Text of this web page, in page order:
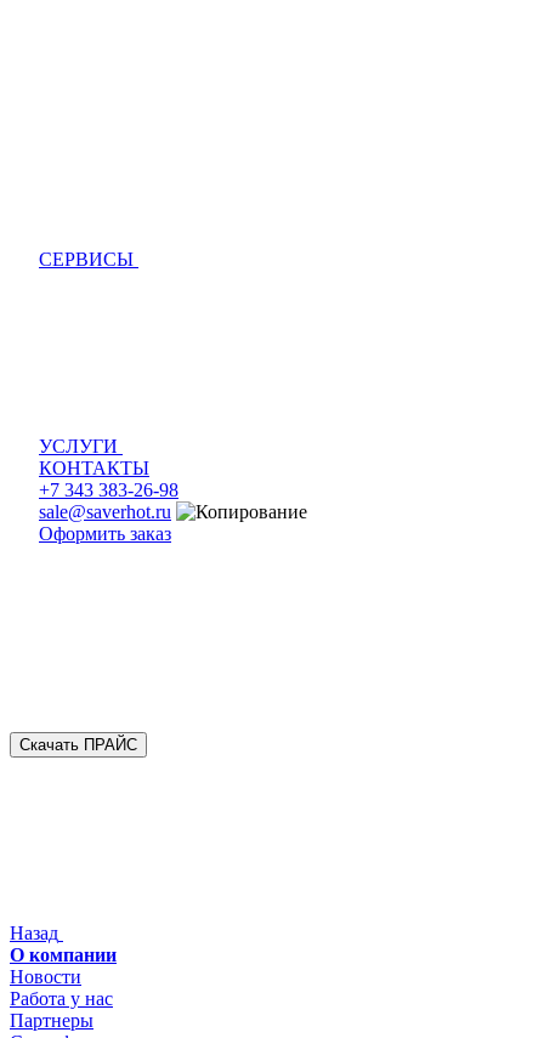
СЕРВИСЫ
УСЛУГИ
КОНТАКТЫ
+7 343 383-26-98
sale@saverhot.ru
Оформить заказ
Скачать ПРАЙС
Назад
О компании
Новости
Работа у нас
Партнеры